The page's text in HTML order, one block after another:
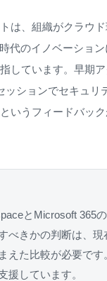
は、組織がクラウ
代のイノベーショ
しています。早期
ッションでセキュリ
いうフィードバッ
とMicrosoft 365
べきかの判断は、現
えた比較が必要です
援しています。